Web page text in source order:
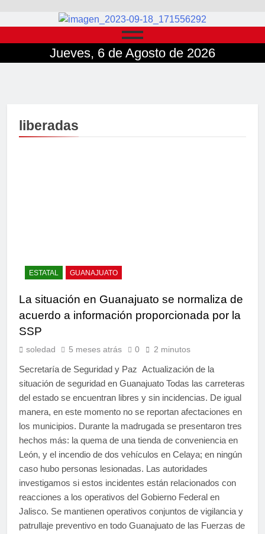
Jueves, 6 de Agosto de 2026
liberadas
ESTATAL GUANAJUATO
La situación en Guanajuato se normaliza de
acuerdo a información proporcionada por la
SSP
soledad 5 meses atrás 0 2 minutos
Secretaría de Seguridad y Paz Actualización de la
situación de seguridad en Guanajuato Todas las carreteras
del estado se encuentran libres y sin incidencias. De igual
manera, en este momento no se reportan afectaciones en
los municipios. Durante la madrugada se presentaron tres
hechos más: la quema de una tienda de conveniencia en
León, y el incendio de dos vehículos en Celaya; en ningún
caso hubo personas lesionadas. Las autoridades
investigamos si estos incidentes están relacionados con
reacciones a los operativos del Gobierno Federal en
Jalisco. Se mantienen operativos conjuntos de vigilancia y
patrullaje preventivo en todo Guanajuato de las Fuerzas de